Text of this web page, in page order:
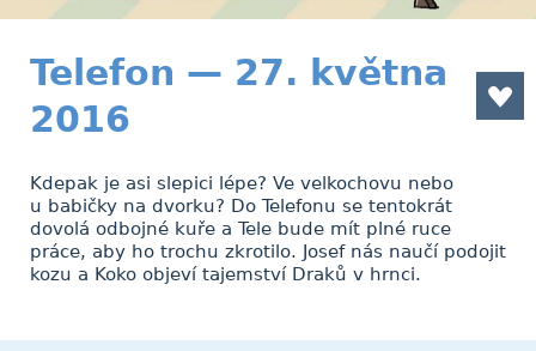
Telefon — 27. května
2016
Kdepak je asi slepici lépe? Ve velkochovu nebo
u babičky na dvorku? Do Telefonu se tentokrát
dovolá odbojné kuře a Tele bude mít plné ruce
práce, aby ho trochu zkrotilo. Josef nás naučí podojit
kozu a Koko objeví tajemství Draků v hrnci.